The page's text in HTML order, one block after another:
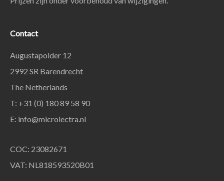
Contact
Augustapolder 12
2992 SR Barendrecht
The Netherlands
T: +31 (0) 180 89 58 90
E: info@microlectra.nl
COC: 23082671
VAT: NL818593520B01